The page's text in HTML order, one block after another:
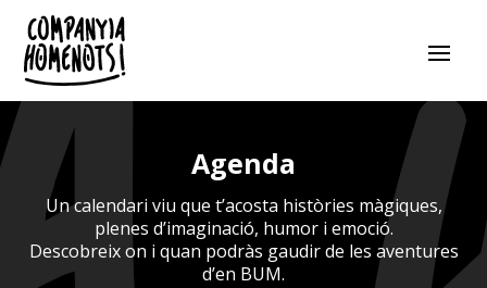
Agenda
Un calendari viu que t’acosta històries màgiques,
plenes d’imaginació, humor i emoció.
Descobreix on i quan podràs gaudir de les aventures
d’en BUM.